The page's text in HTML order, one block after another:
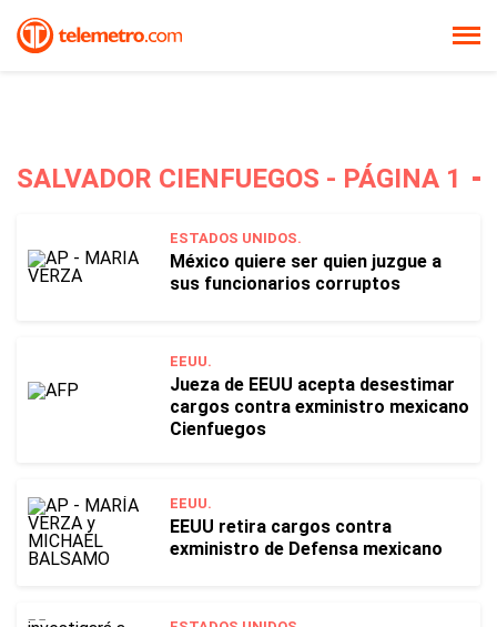
SALVADOR CIENFUEGOS - PÁGINA 1
ESTADOS UNIDOS.
México quiere ser quien juzgue a
sus funcionarios corruptos
EEUU.
Jueza de EEUU acepta desestimar
cargos contra exministro mexicano
Cienfuegos
EEUU.
EEUU retira cargos contra
exministro de Defensa mexicano